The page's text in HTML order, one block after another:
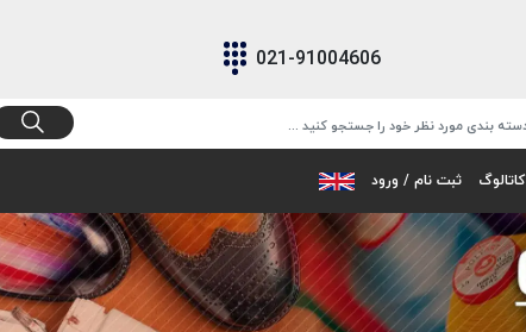
021-91004606
کاتالوگ ثبت نام / ورود